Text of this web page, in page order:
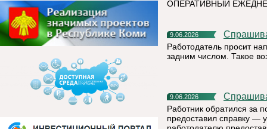
ОПЕРАТИВНЫЙ
9.06.2026
Работодатель просит
задним числом. Такое
9.06.2026
Работник обратился за
предоставил справку —